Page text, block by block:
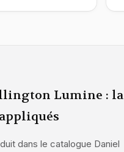
Lumine : la
dans le catalogue Daniel